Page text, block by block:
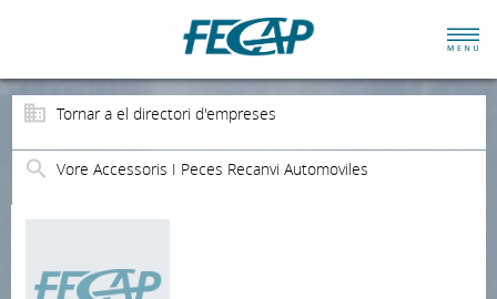
Tornar a el directori d'empreses
Vore Accessoris I Peces Recanvi Automoviles